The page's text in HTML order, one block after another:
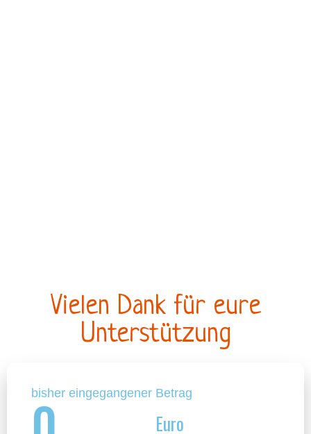
Vielen Dank für eure
Unterstützung
bisher eingegangener Betrag
Euro